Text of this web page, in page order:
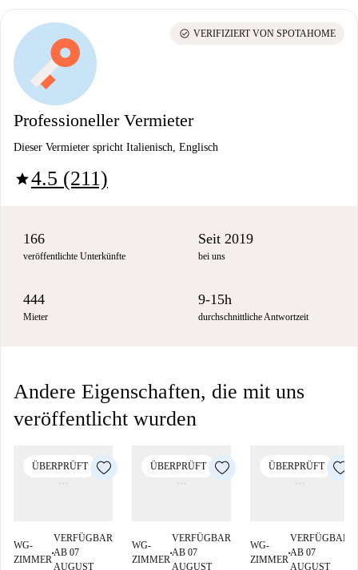
Professioneller Vermieter
Dieser Vermieter spricht Italienisch, Englisch
star4.5 (211)
check_circle VERIFIZIERT VON SPOTAHOME
166
veröffentlichte Unterkünfte
Seit 2019
bei uns
444
Mieter
9-15h
durchschnittliche Antwortzeit
Andere Eigenschaften, die mit uns
veröffentlicht wurden
ÜBERPRÜFT
WG-
ZIMMER
■
VERFÜGBAR
AB 07
AUGUST
ÜBERPRÜFT
WG-
ZIMMER
■
VERFÜGBAR
AB 07
AUGUST
ÜBERPRÜFT
WG-
ZIMMER
■
VERFÜGBAR
AB 07
AUGUST